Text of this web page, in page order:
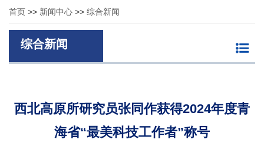
首页 >> 新闻中心 >> 综合新闻
综合新闻
西北高原所研究员张同作获得2024年度青
海省“最美科技工作者”称号